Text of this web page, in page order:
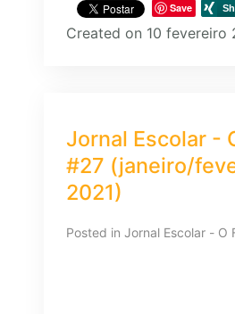
Save
Created on 10 fevereiro
Jornal Escolar -
#27 (janeiro/
2021)
Posted in Jornal Escolar - O